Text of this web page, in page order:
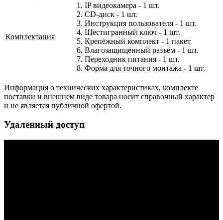
Комплектация
1. IP видеокамера - 1 шт.
2. СD-диск - 1 шт.
3. Инструкция пользователя - 1 шт.
4. Шестигранный ключ - 1 шт.
5. Крепёжный комплект - 1 пакет
6. Влагозащищённый разъём - 1 шт.
7. Переходник питания - 1 шт.
8. Форма для точного монтажа - 1 шт.
Информация о технических характеристиках, комплекте
поставки и внешнем виде товара носит справочный характер
и не является публичной офертой.
Удаленный доступ